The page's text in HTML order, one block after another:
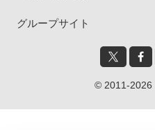
グループサイト
© 2011-2026